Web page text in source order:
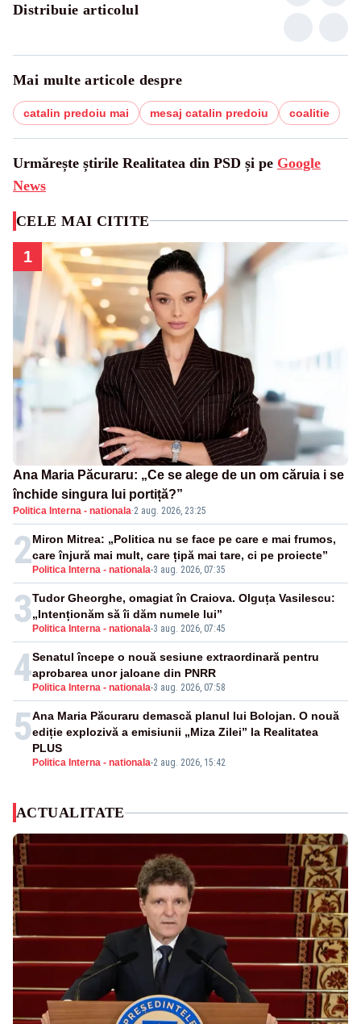
Distribuie articolul
Mai multe articole despre
catalin predoiu mai mesaj catalin predoiu coalitie
Urmărește știrile Realitatea din PSD și pe Google
News
CELE MAI CITITE
1
Ana Maria Păcuraru: „Ce se alege de un om căruia i se
închide singura lui portiță?”
Politica Interna - nationala·2 aug. 2026, 23:25
2 Politica Interna - nationala-3 aug. 2026, 07:35
Miron Mitrea: „Politica nu se face pe care e mai frumos,
care înjură mai mult, care țipă mai tare, ci pe proiecte”
3 Politica Interna - nationala-3 aug. 2026, 07:45
Tudor Gheorghe, omagiat în Craiova. Olguța Vasilescu:
„Intenționăm să îi dăm numele lui”
4 Politica Interna - nationala-3 aug. 2026, 07:58
Senatul începe o nouă sesiune extraordinară pentru
aprobarea unor jaloane din PNRR
5
Politica Interna - nationala-2 aug. 2026, 15:42
Ana Maria Păcuraru demască planul lui Bolojan. O nouă
ediție explozivă a emisiunii „Miza Zilei” la Realitatea
PLUS
ACTUALITATE